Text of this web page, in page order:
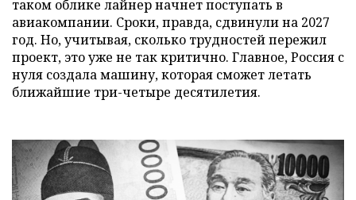
таком облике лайнер начнет поступать в
авиакомпании. Сроки, правда, сдвинули на 2027
год. Но, учитывая, сколько трудностей пережил
проект, это уже не так критично. Главное, Россия с
нуля создала машину, которая сможет летать
ближайшие три-четыре десятилетия.